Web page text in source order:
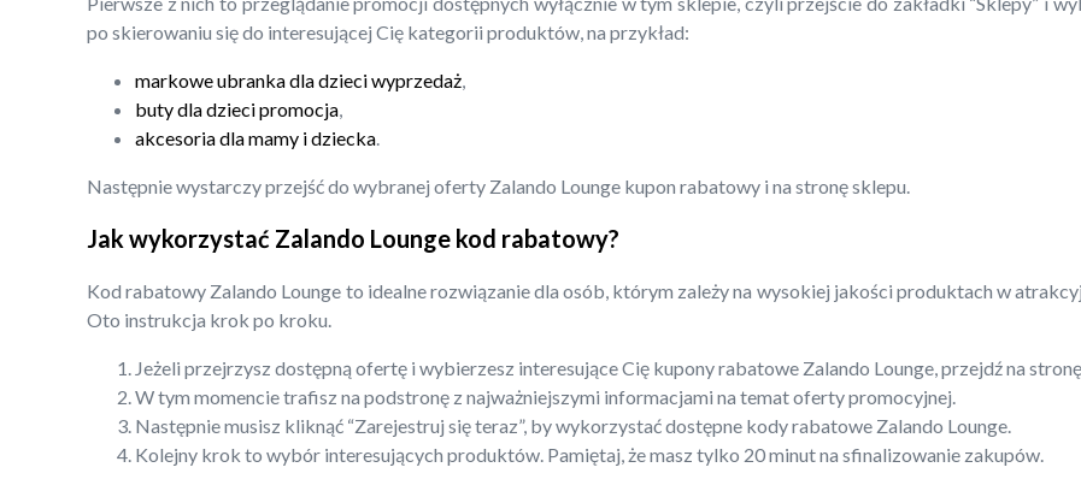
po skierowaniu się do interesującej Cię kategorii produktów, na przykład:
markowe ubranka dla dzieci wyprzedaż
buty dla dzieci promocja
akcesoria dla mamy i dziecka
Następnie wystarczy przejść do wybranej oferty Zalando Lounge kupon rabatowy i na stronę sklepu.
Jak wykorzystać Zalando Lounge kod rabatowy?
Kod rabatowy Zalando Lounge to idealne rozwiązanie dla osób, którym zależy na wysokiej jakości produktach w
Oto instrukcja krok po kroku.
Jeżeli przejrzysz dostępną ofertę i wybierzesz interesujące Cię kupony rabatowe Zalando Lounge, przejdź na
W tym momencie trafisz na podstronę z najważniejszymi informacjami na temat oferty promocyjnej.
Następnie musisz kliknąć “Zarejestruj się teraz”, by wykorzystać dostępne kody rabatowe Zalando Lounge.
Kolejny krok to wybór interesujących produktów. Pamiętaj, że masz tylko 20 minut na sfinalizowanie zakupów.